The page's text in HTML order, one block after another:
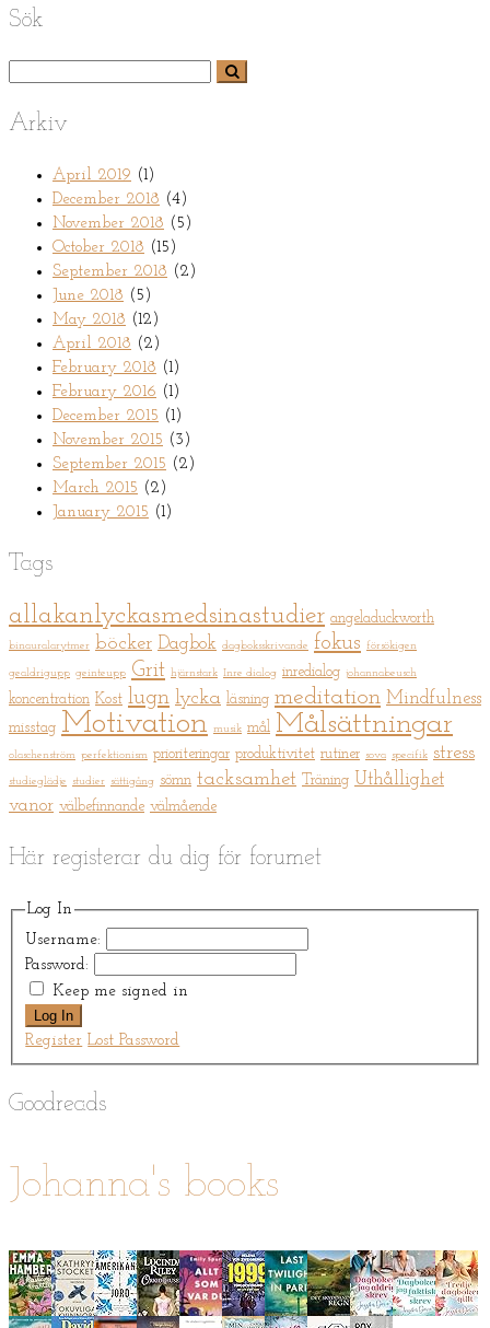
Sök
Arkiv
April 2019 (1)
December 2018 (4)
November 2018 (5)
October 2018 (15)
September 2018 (2)
June 2018 (5)
May 2018 (12)
April 2018 (2)
February 2018 (1)
February 2016 (1)
December 2015 (1)
November 2015 (3)
September 2015 (2)
March 2015 (2)
January 2015 (1)
Tags
allakanlyckasmedsinastudier angeladuckworth
binauralarytmer böcker Dagbok dagboksskrivande fokus försökigen
gealdrigupp geinteupp Grit hjärnstark Inre dialog inredialog johannabeusch
koncentration Kost lugn lycka läsning meditation Mindfulness
misstag Motivation musik mål Målsättningar
olaschenström perfektionism prioriteringar produktivitet rutiner sova specifik stress
studieglädje studier sättigång sömn tacksamhet Träning Uthållighet
vanor välbefinnande välmående
Här registerar du dig för forumet
Log In
Username:
Password:
Keep me signed in
Log In
Register Lost Password
Goodreads
Johanna's books